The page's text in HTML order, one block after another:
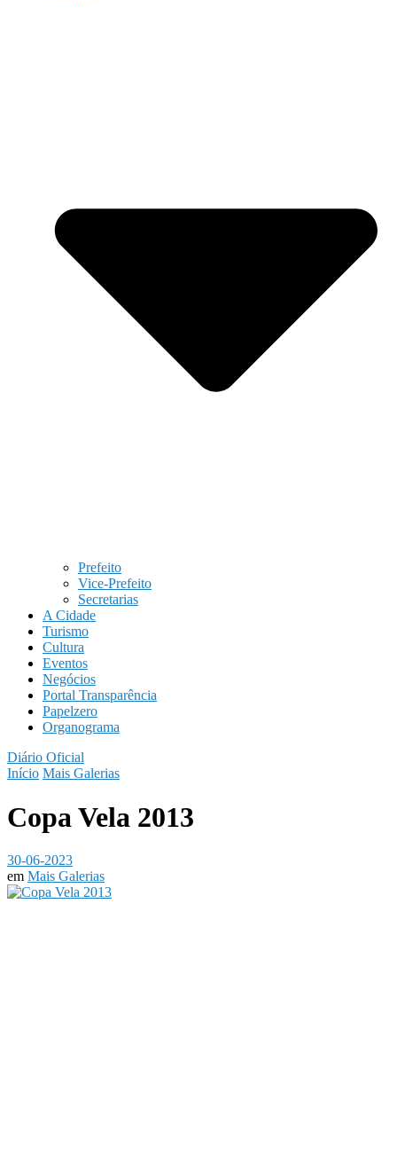
Prefeito
Vice-Prefeito
Secretarias
A Cidade
Turismo
Cultura
Eventos
Negócios
Portal Transparência
Papelzero
Organograma
Diário Oficial
Início Mais Galerias
Copa Vela 2013
30-06-2023
em Mais Galerias